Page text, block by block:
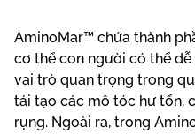
AminoMar™ chứa thành
cơ thể con người có thể
vai trò quan trọng trong
tái tạo các mô tóc hư tổn,
rụng. Ngoài ra, trong